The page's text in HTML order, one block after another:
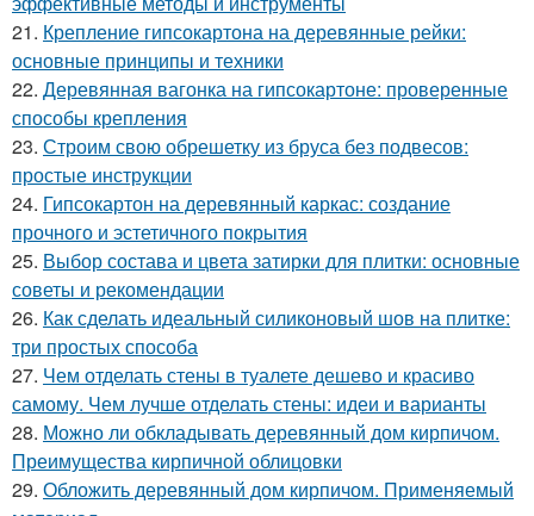
21. Крепление гипсокартона на деревянные рейки:
основные принципы и техники
22. Деревянная вагонка на гипсокартоне: проверенные
способы крепления
23. Строим свою обрешетку из бруса без подвесов:
простые инструкции
24. Гипсокартон на деревянный каркас: создание
прочного и эстетичного покрытия
25. Выбор состава и цвета затирки для плитки: основные
советы и рекомендации
26. Как сделать идеальный силиконовый шов на плитке:
три простых способа
27. Чем отделать стены в туалете дешево и красиво
самому. Чем лучше отделать стены: идеи и варианты
28. Можно ли обкладывать деревянный дом кирпичом.
Преимущества кирпичной облицовки
29. Обложить деревянный дом кирпичом. Применяемый